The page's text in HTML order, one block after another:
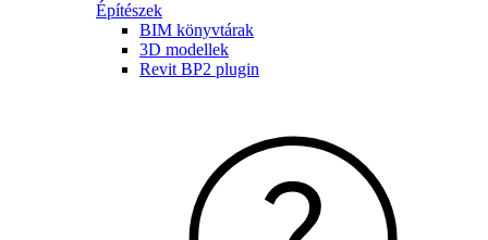
Építészek
BIM könyvtárak
3D modellek
Revit BP2 plugin